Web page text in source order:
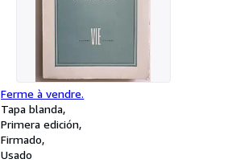
Ferme à vendre.
Tapa blanda
Primera edición
Firmado
Usado